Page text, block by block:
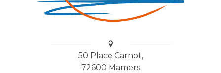
50 Place Carnot,
72600 Mamers